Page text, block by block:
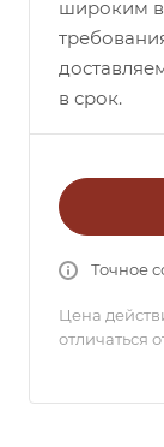
широким
в срок.
Точное
Цена
отличаться